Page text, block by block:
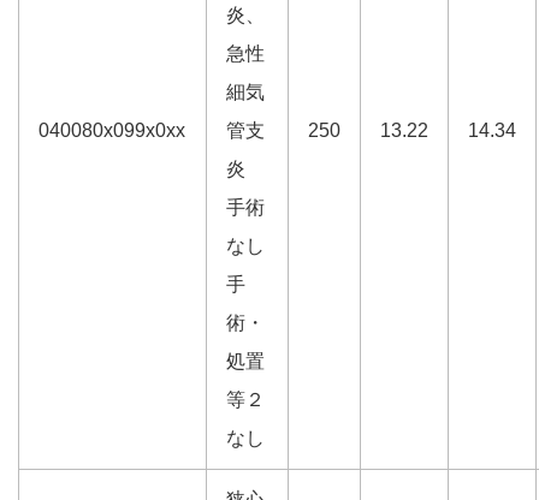
040080x099x0xx
炎、
急性
細気
管支
炎
手術
なし
手
術・
処置
等２
なし
250 13.22 14.34